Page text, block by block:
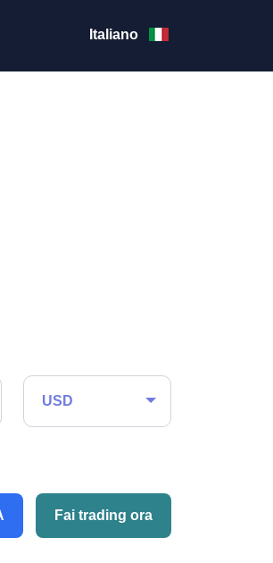
Italiano
USD
Fai trading ora